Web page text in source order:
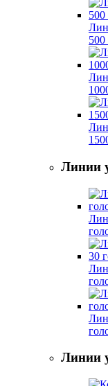
500
Линии
Линии